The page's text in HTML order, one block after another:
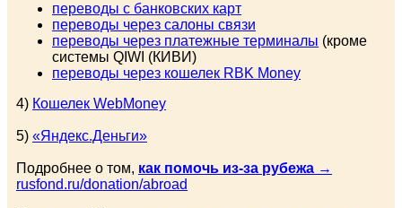
переводы с банковских карт
переводы через салоны связи
переводы через платежные терминалы (кроме
системы QIWI (КИВИ)
переводы через кошелек RBK Money
4) Кошелек WebMoney
5) «Яндекс.Деньги»
Подробнее о том, как помочь из-за рубежа →
rusfond.ru/donation/abroad